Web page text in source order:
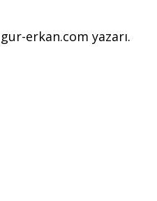
erkan.com yazarı.